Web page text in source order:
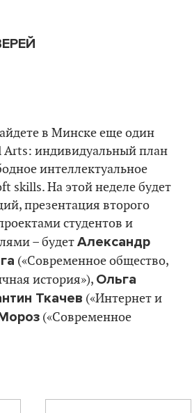
в Минске еще один
Arts: индивидуальный план
интеллектуальное
skills. На этой неделе будет
презентация второго
студентов и
– будетАлександр
(«Современное общество,
история»), Ольга
Ткачев («Интернет и
(«Современное